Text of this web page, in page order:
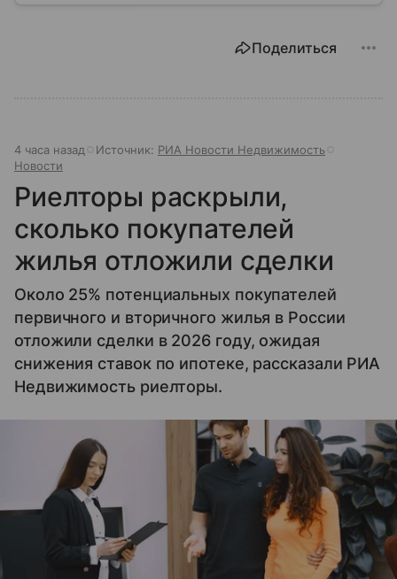
Поделиться
4 часа назад Источник: РИА Новости Недвижимость
Новости
Риелторы раскрыли,
сколько покупателей
жилья отложили сделки
Около 25% потенциальных покупателей
первичного и вторичного жилья в России
отложили сделки в 2026 году, ожидая
снижения ставок по ипотеке, рассказали РИА
Недвижимость риелторы.